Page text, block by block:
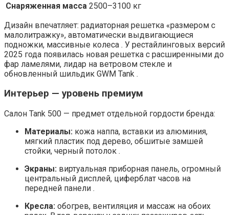
Снаряженная масса 2500–3100 кг
Дизайн впечатляет: радиаторная решетка «размером с
малолитражку», автоматически выдвигающиеся
подножки, массивные колеса . У рестайлинговых версий
2025 года появилась новая решетка с расширенными до
фар ламелями, лидар на ветровом стекле и
обновленный шильдик GWM Tank .
Интерьер — уровень премиум
Салон Tank 500 — предмет отдельной гордости бренда:
Материалы: кожа наппа, вставки из алюминия,
мягкий пластик под дерево, обшитые замшей
стойки, черный потолок .
Экраны: виртуальная приборная панель, огромный
центральный дисплей, циферблат часов на
передней панели .
Кресла: обогрев, вентиляция и массаж на обоих